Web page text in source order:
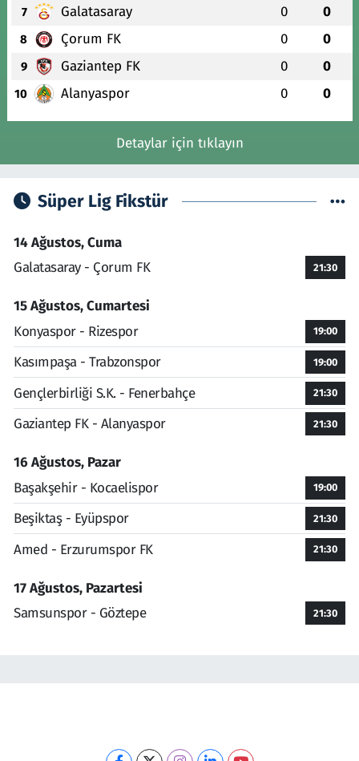
7 Galatasaray 0 0
8 Çorum FK 0 0
9 Gaziantep FK 0 0
10 Alanyaspor 0 0
Detaylar için tıklayın
Süper Lig Fikstür
14 Ağustos, Cuma
Galatasaray - Çorum FK
21:30
15 Ağustos, Cumartesi
Konyaspor - Rizespor
19:00
Kasımpaşa - Trabzonspor 19:00
Gençlerbirliği S.K. - Fenerbahçe 21:30
Gaziantep FK - Alanyaspor 21:30
16 Ağustos, Pazar
Başakşehir - Kocaelispor
19:00
Beşiktaş - Eyüpspor 21:30
Amed - Erzurumspor FK 21:30
17 Ağustos, Pazartesi
Samsunspor - Göztepe
21:30